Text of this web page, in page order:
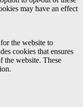
may have an effect
the website to
cookies that ensures
the website. These